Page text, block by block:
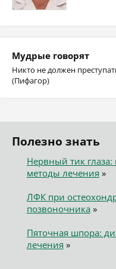
Мудрые говорят
Никто не должен
(Пифагор)
Полезно знать
Нервный тик
методы лечения »
ЛФК при
позвоночника»
Пяточная шпора:
лечения »